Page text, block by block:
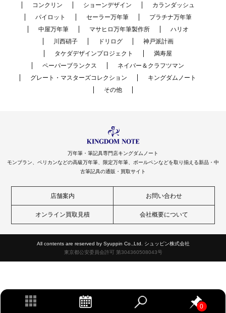
0
コンクリン
ショーンデザイン
カランダッシュ
パイロット
セーラー万年筆
プラチナ万年筆
中屋万年筆
マサヒロ万年筆製作所
ハリオ
川西硝子
ドリログ
神戸派計画
タケダデザインプロジェクト
満寿屋
ペーパーブランクス
ネイバー＆クラフツマン
グレート・マスターズコレクション
キングダムノート
その他
万年筆・筆記具専門店キングダムノート
モンブラン、ペリカンなどの高級万年筆、限定万年筆、ボールペンなどを取り揃える新品・中
古筆記具の通販・買取サイト
店舗案内 お問い合わせ
オンライン買取見積 会社概要について
All contents are reserved by Syuppin Co.,Ltd. シュッピン株式会社
東京都公安委員会許可 第304360508043号